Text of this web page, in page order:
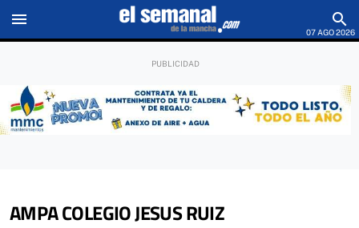
menu search
07 AGO 2026
AMPA COLEGIO JESUS RUIZ